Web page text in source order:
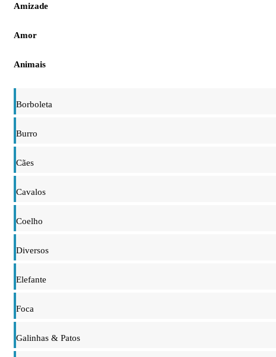
Amizade
Amor
Animais
Borboleta
Burro
Cães
Cavalos
Coelho
Diversos
Elefante
Foca
Galinhas & Patos